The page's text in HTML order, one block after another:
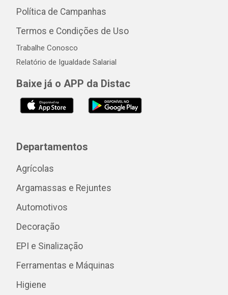
Política de Campanhas
Termos e Condições de Uso
Trabalhe Conosco
Relatório de Igualdade Salarial
Baixe já o APP da Distac
Departamentos
Agrícolas
Argamassas e Rejuntes
Automotivos
Decoração
EPI e Sinalização
Ferramentas e Máquinas
Higiene